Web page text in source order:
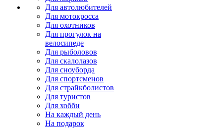
Для автолюбителей
Для мотокросса
Для охотников
Для прогулок на
велосипеде
Для рыболовов
Для скалолазов
Для сноуборда
Для спортсменов
Для страйкболистов
Для туристов
Для хобби
На каждый день
На подарок